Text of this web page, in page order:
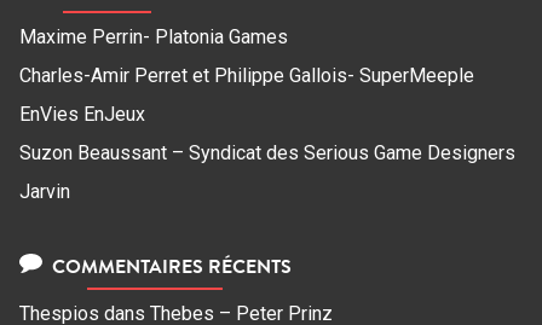
Maxime Perrin- Platonia Games
Charles-Amir Perret et Philippe Gallois- SuperMeeple
EnVies EnJeux
Suzon Beaussant – Syndicat des Serious Game Designers
Jarvin
COMMENTAIRES RÉCENTS
Thespios dans Thebes – Peter Prinz